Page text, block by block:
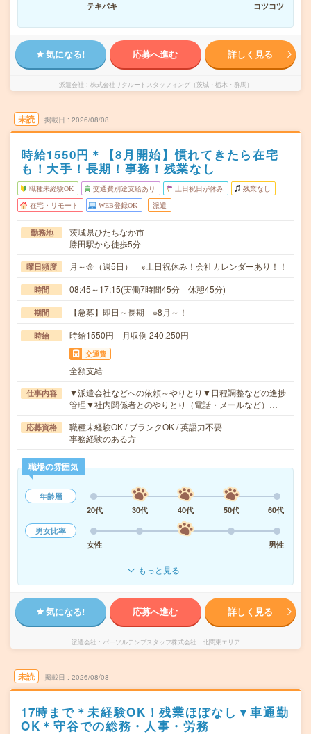
テキパキ
コツコツ
気になる! 応募へ進む 詳しく見る
派遣会社 株式会社リクルートスタッフィング（茨城・栃木・群馬）
未読 掲載日 2026/08/08
時給1550円＊【8月開始】慣れてきたら在宅
も！大手！長期！事務！残業なし
職種未経験OK 交通費別途支給あり 土日祝日が休み 残業なし
在宅・リモート WEB登録OK 派遣
勤務地
茨城県ひたちなか市
勝田駅から徒歩5分
曜日頻度 月～金（週5日） ※土日祝休み！会社カレンダーあり！！
時間 08:45～17:15(実働7時間45分 休憩45分)
期間 【急募】即日～長期 ※8月～！
時給 時給1550円 月収例 240,250円
交通費
全額支給
仕事内容
▼派遣会社などへの依頼～やりとり▼日程調整などの進捗
管理▼社内関係者とのやりとり（電話・メールなど）…
応募資格
職種未経験OK / ブランクOK / 英語力不要
事務経験のある方
職場の雰囲気
年齢層
20代
30代 40代 50代
60代
男女比率
女性
男性
もっと見る
気になる! 応募へ進む 詳しく見る
派遣会社 パーソルテンプスタッフ株式会社 北関東エリア
未読 掲載日 2026/08/08
17時まで＊未経験OK！残業ほぼなし▼車通勤
OK＊守谷での総務・人事・労務